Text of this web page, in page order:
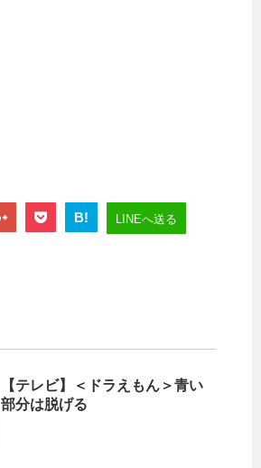
B! LINEへ送る
【テレビ】＜ドラえもん＞青い
部分は脱げる